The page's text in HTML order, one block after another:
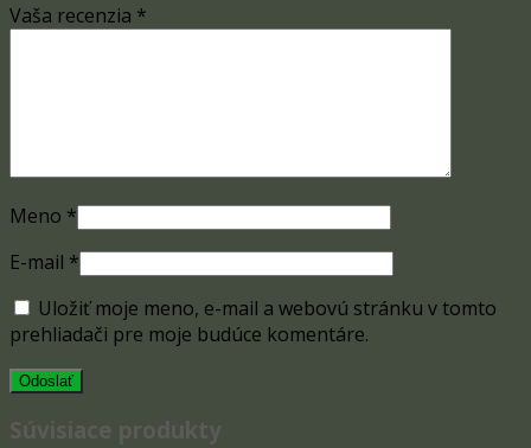
Vaša recenzia *
Meno *
E-mail *
Uložiť moje meno, e-mail a webovú stránku v tomto
prehliadači pre moje budúce komentáre.
Súvisiace produkty